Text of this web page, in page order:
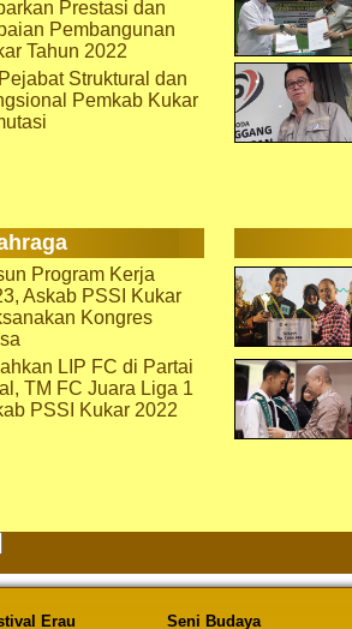
Prestasi dan
Pembangunan
Tahun 2022
Struktural dan
Pemkab Kukar
Program Kerja
Askab PSSI Kukar
Kongres
LIP FC di Partai
TM FC Juara Liga 1
PSSI Kukar 2022
Erau Seni Budaya